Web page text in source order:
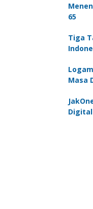
65
Tiga
Masa
Digital